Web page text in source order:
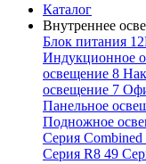
Каталог
Внутреннее
Блок питания
Индукционное
освещение 8
освещение 7
Панельное
Подножное
Серия Combined
Серия R8 49